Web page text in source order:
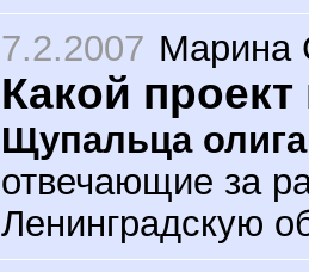
7.2.2007 Марина
Какой
Щупальца
отвечающие за
Ленинградскую